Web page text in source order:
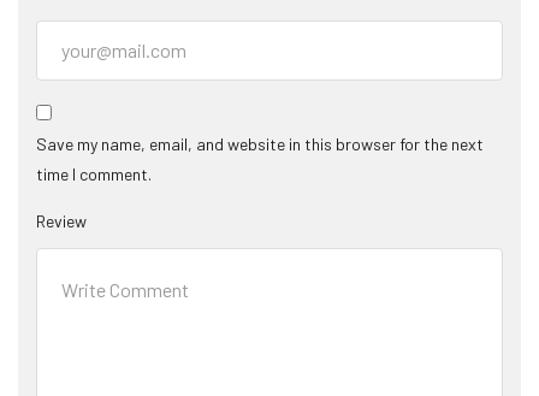
Save my name, email, and website in this browser for the next
time I comment.
Review